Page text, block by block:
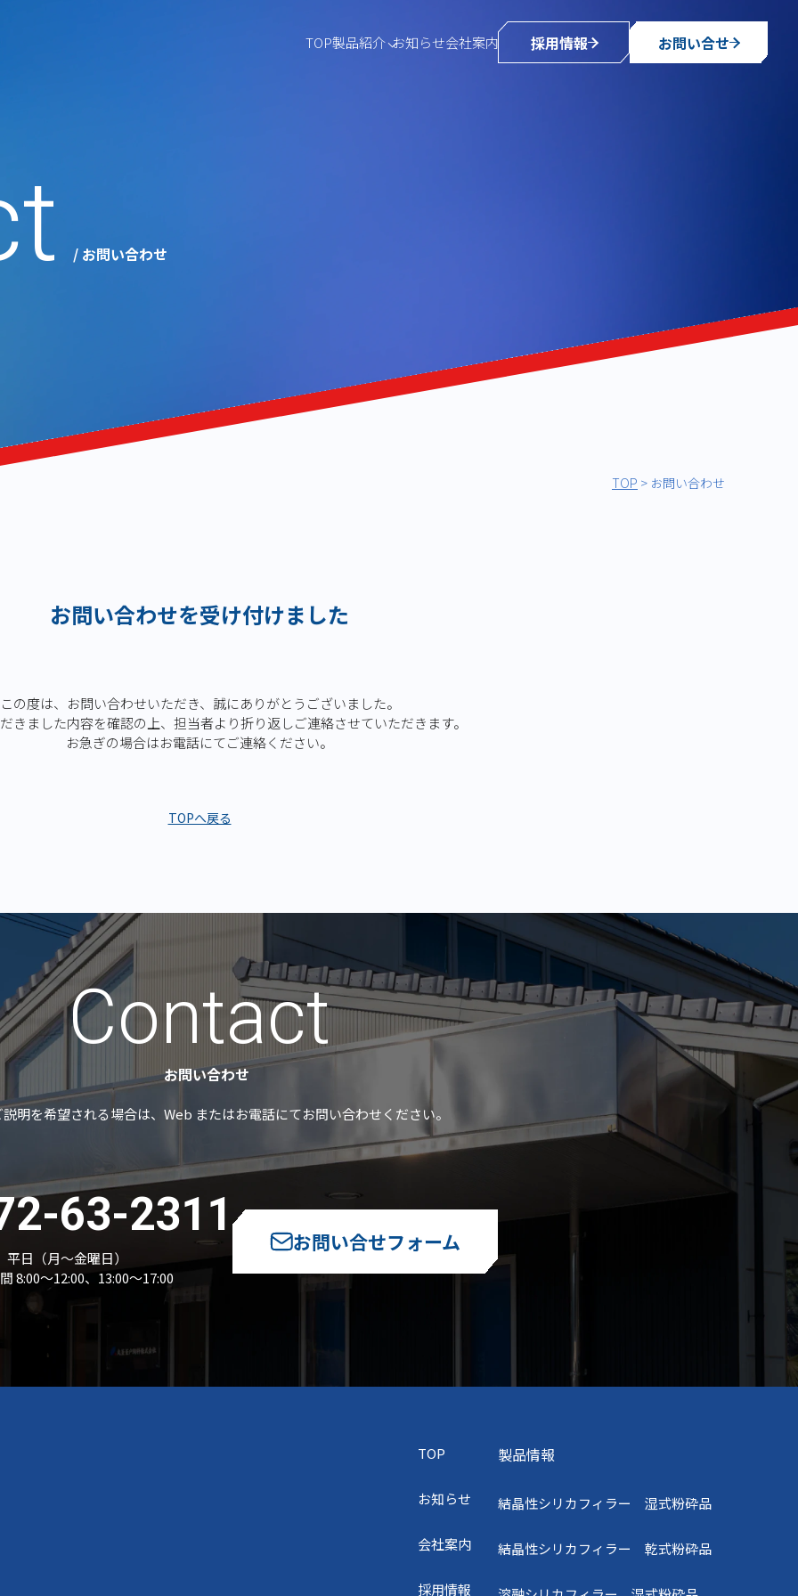
TOP製品紹介 お知らせ会社案内 採用情報 お問い合せ
/ お問い合わせ
TOP > お問い合わせ
お問い合わせを受け付けました
この度は、お問い合わせいただき、誠にありがとうございました。
きました内容を確認の上、担当者より折り返しご連絡させていただきます。
お急ぎの場合はお電話にてご連絡ください。
TOPへ戻る
Contact
お問い合わせ
明を希望される場合は、 Web またはお電話にてお問い合わせください。
63-2311
平日（月～金曜日）
8:00～12:00、13:00～17:00
お問い合せフォーム
TOP
お知らせ
会社案内
採用情報
製品情報
結晶性シリカフィラー 湿式粉砕品
結晶性シリカフィラー 乾式粉砕品